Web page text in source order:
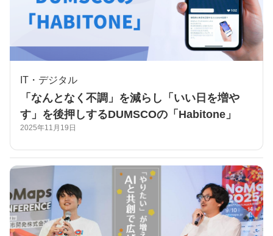
IT・デジタル
「なんとなく不調」を減らし「いい日を増や
す」を後押しするDUMSCOの「Habitone」
2025年11月19日